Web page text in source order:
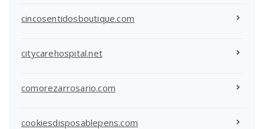
cincosentidosboutique.com
citycarehospital.net
comorezarrosario.com
cookiesdisposablepens.com